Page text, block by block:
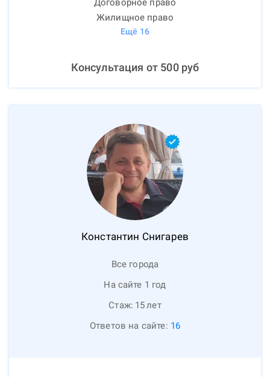
Договорное право
Жилищное право
Ещё 16
Консультация от 500руб
Константин Снигарев
Все города
На сайте 1 год
Стаж: 15лет
Ответов на сайте: 16